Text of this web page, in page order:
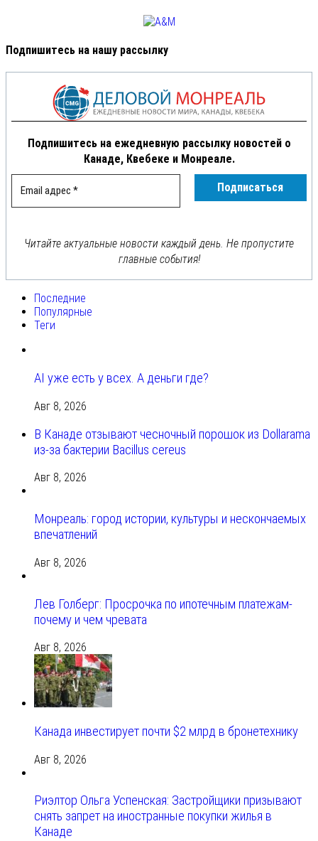
Подпишитесь на нашу рассылку
Подпишитесь на ежедневную рассылку новостей о
Канаде, Квебеке и Монреале.
Читайте актуальные новости каждый день. Не пропустите
главные события!
Последние
Популярные
Теги
AI уже есть у всех. А деньги где?
Авг 8, 2026
В Канаде отзывают чесночный порошок из Dollarama
из-за бактерии Bacillus cereus
Авг 8, 2026
Монреаль: город истории, культуры и нескончаемых
впечатлений
Авг 8, 2026
Лев Голберг: Просрочка по ипотечным платежам-
почему и чем чревата
Авг 8, 2026
Канада инвестирует почти $2 млрд в бронетехнику
Авг 8, 2026
Риэлтор Ольга Успенская: Застройщики призывают
снять запрет на иностранные покупки жилья в
Канаде